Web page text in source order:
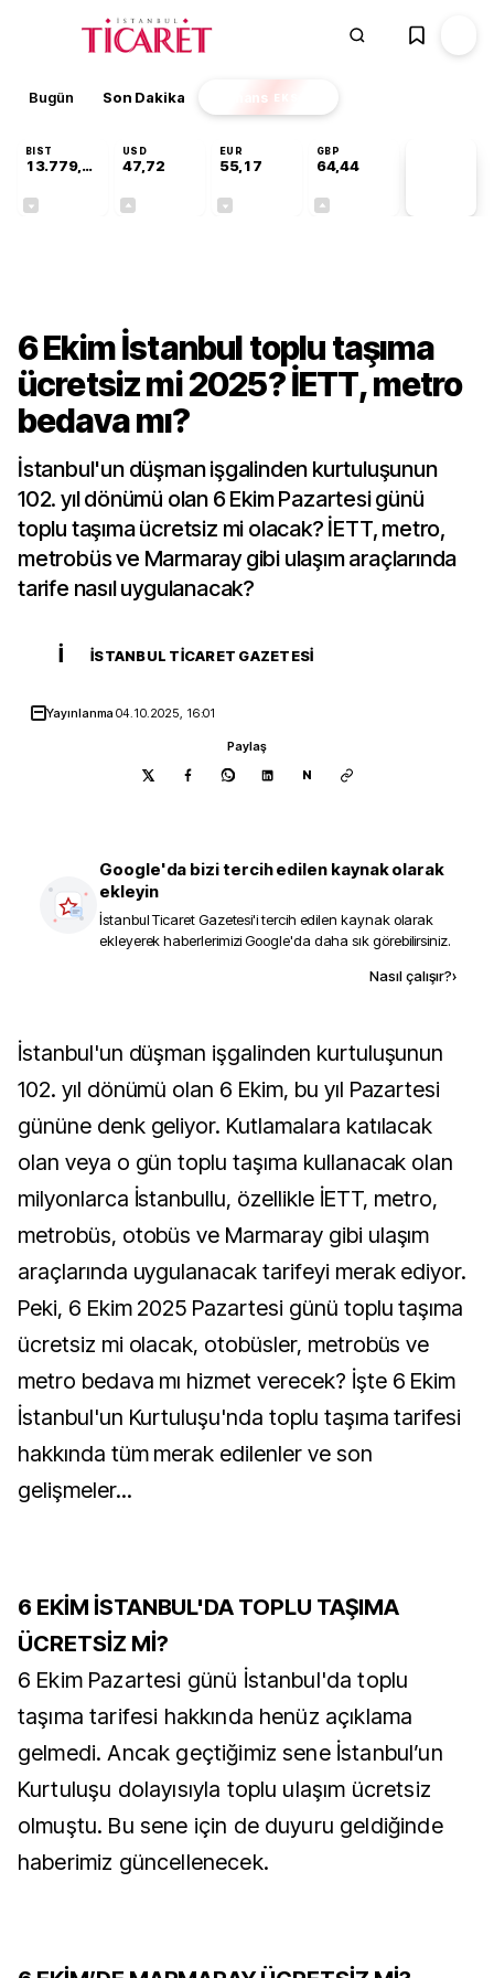
Bugün Son Dakika Finans EKSTRA
BIST
13.779,39
USD
47,72
EUR
55,17
GBP
64,44
6 Ekim İstanbul toplu taşıma
ücretsiz mi 2025? İETT, metro
bedava mı?
İstanbul'un düşman işgalinden kurtuluşunun
102. yıl dönümü olan 6 Ekim Pazartesi günü
toplu taşıma ücretsiz mi olacak? İETT, metro,
metrobüs ve Marmaray gibi ulaşım araçlarında
tarife nasıl uygulanacak?
İ İSTANBUL TICARET GAZETESI
Yayınlanma04.10.2025, 16:01
Paylaş
N
Google'da bizi tercih edilen kaynak olarak
ekleyin
İstanbul Ticaret Gazetesi'i tercih edilen kaynak olarak
ekleyerek haberlerimizi Google'da daha sık görebilirsiniz.
Nasıl çalışır?›
İstanbul'un düşman işgalinden kurtuluşunun
102. yıl dönümü olan 6 Ekim, bu yıl Pazartesi
gününe denk geliyor. Kutlamalara katılacak
olan veya o gün toplu taşıma kullanacak olan
milyonlarca İstanbullu, özellikle İETT, metro,
metrobüs, otobüs ve Marmaray gibi ulaşım
araçlarında uygulanacak tarifeyi merak ediyor.
Peki, 6 Ekim 2025 Pazartesi günü toplu taşıma
ücretsiz mi olacak, otobüsler, metrobüs ve
metro bedava mı hizmet verecek? İşte 6 Ekim
İstanbul'un Kurtuluşu'nda toplu taşıma tarifesi
hakkında tüm merak edilenler ve son
gelişmeler...
6 EKİM İSTANBUL'DA TOPLU TAŞIMA
ÜCRETSİZ Mİ?
6 Ekim Pazartesi günü İstanbul'da toplu
taşıma tarifesi hakkında henüz açıklama
gelmedi. Ancak geçtiğimiz sene İstanbul’un
Kurtuluşu dolayısıyla toplu ulaşım ücretsiz
olmuştu. Bu sene için de duyuru geldiğinde
haberimiz güncellenecek.